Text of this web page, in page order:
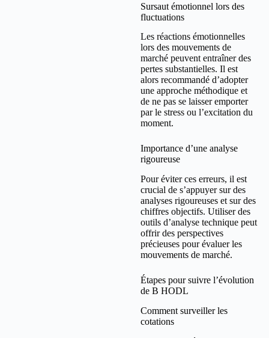
Sursaut émotionnel lors des
fluctuations
Les réactions émotionnelles
lors des mouvements de
marché peuvent entraîner des
pertes substantielles. Il est
alors recommandé d’adopter
une approche méthodique et
de ne pas se laisser emporter
par le stress ou l’excitation du
moment.
Importance d’une analyse
rigoureuse
Pour éviter ces erreurs, il est
crucial de s’appuyer sur des
analyses rigoureuses et sur des
chiffres objectifs. Utiliser des
outils d’analyse technique peut
offrir des perspectives
précieuses pour évaluer les
mouvements de marché.
Étapes pour suivre l’évolution
de B HODL
Comment surveiller les
cotations